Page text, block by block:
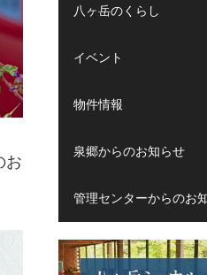
お
八ヶ岳のくらし
イベント
物件情報
泉郷からのお知らせ
管理センターからのお